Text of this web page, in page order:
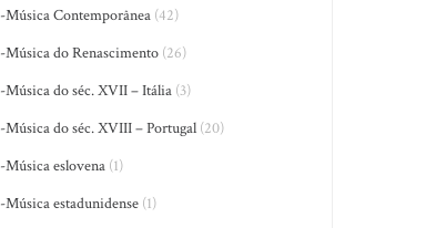
-Música Contemporânea (42)
-Música do Renascimento (26)
-Música do séc. XVII – Itália (3)
-Música do séc. XVIII – Portugal (20)
-Música eslovena (1)
-Música estadunidense (1)